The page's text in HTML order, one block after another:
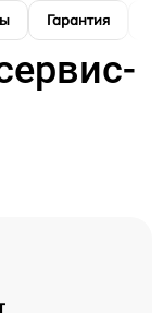
Гарантия